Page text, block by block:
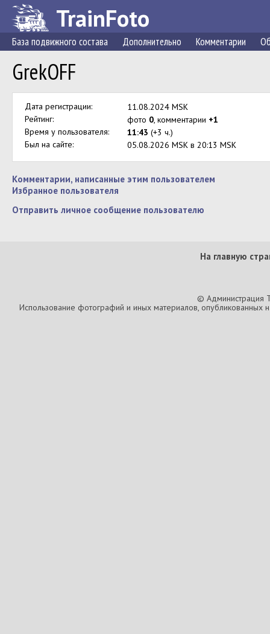
TrainFoto
База подвижного состава Дополнительно Комментарии
GrekOFF
Дата регистрации:
11.08.2024 MSK
Рейтинг:
фото 0, комментарии +1
Время у пользователя:
11:43 (+3 ч.)
Был на сайте:
05.08.2026 MSK в 20:13 MSK
Комментарии, написанные этим пользователем
Избранное пользователя
Отправить личное сообщение пользователю
На главную
© Администрация
Использование фотографий и иных материалов, опубликованных